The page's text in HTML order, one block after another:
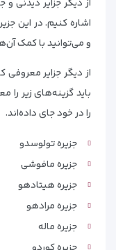
از دیگر جزایر دیدنی و
اشاره کنیم. در این
و می‌توانید با کمک
از دیگر جزایر معروفی
باید گزینه‌های زیر
را در خود جای داده‌اند.
جزیره تولوسدو
جزیره مافوشی
جزیره هیتادهو
جزیره مرادهو
جزیره ماله